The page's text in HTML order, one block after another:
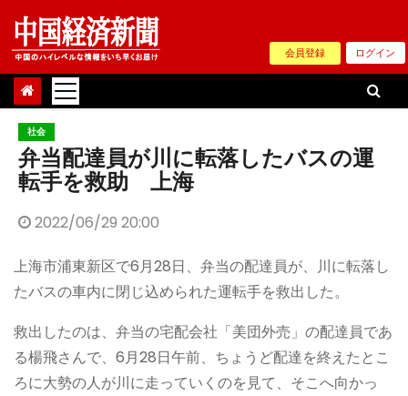
Skip
content
会員登録 ログイン
社会
弁当配達員が川に転落したバスの運
転手を救助 上海
2022/06/29 20:00
上海市浦東新区で6月28日、弁当の配達員が、川に転落し
たバスの車内に閉じ込められた運転手を救出した。
救出したのは、弁当の宅配会社「美団外売」の配達員であ
る楊飛さんで、6月28日午前、ちょうど配達を終えたとこ
ろに大勢の人が川に走っていくのを見て、そこへ向かっ